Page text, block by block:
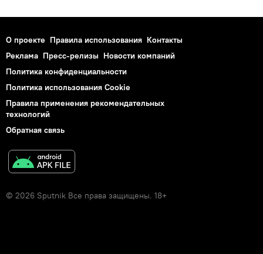
О проекте Правила использования Контакты
Реклама Пресс-релизы Новости компаний
Политика конфиденциальности
Политика использования Cookie
Правила применения рекомендательных
технологий
Обратная связь
© 2026 Sputnik Все права защищены. 18+